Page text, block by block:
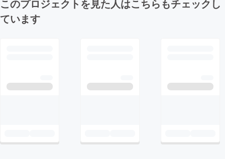
このプロジェクトを見た人はこちらもチェックし
ています